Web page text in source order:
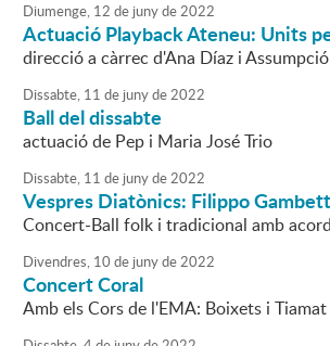
Diumenge, 12 de junyde2022
Actuació Playback Ateneu: Units
direcció a càrrec d'Ana Díaz i
Dissabte, 11 de junyde2022
Ball del dissabte
actuació de Pep i Maria José Trio
Dissabte, 11 de junyde2022
Vespres Diatònics: Filippo
Concert-Ball folk i tradicional amb
Divendres, 10 de junyde2022
Concert Coral
Amb els Cors de l'EMA: Boixets i Tiamat